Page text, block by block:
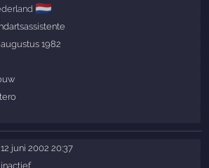
🇳🇱
1982
12 juni 2002 20:37
inactief